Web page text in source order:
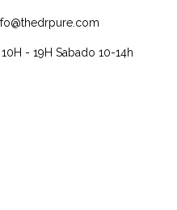
- 19H Sabado 10-14h